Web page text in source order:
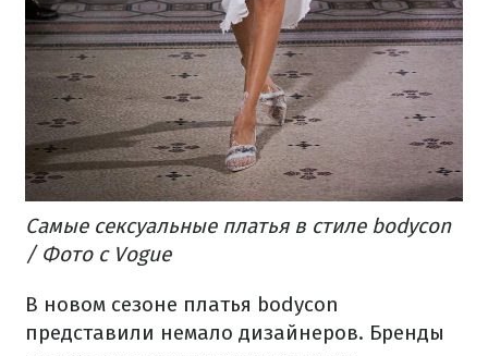
Самые сексуальные платья в стиле bodycon
/ Фото с Vogue
В новом сезоне платья bodycon
представили немало дизайнеров. Бренды